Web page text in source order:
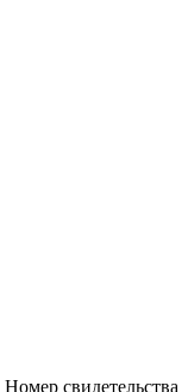
Номер свидетельства